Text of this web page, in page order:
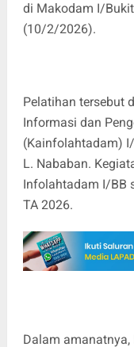
di Makodam I/
(10/2/2026).
Pelatihan tersebut
Informasi dan
(Kainfolahtadam)
L. Nababan.
Infolahtadam I/BB
TA 2026.
Dalam